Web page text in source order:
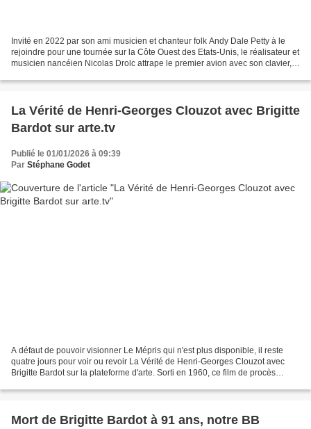
Invité en 2022 par son ami musicien et chanteur folk Andy Dale Petty à le
rejoindre pour une tournée sur la Côte Ouest des Etats-Unis, le réalisateur et
musicien nancéien Nicolas Drolc attrape le premier avion avec son clavier,
La Vérité de Henri-Georges Clouzot avec Brigitte
Bardot sur arte.tv
Publié le 01/01/2026 à 09:39
Par Stéphane Godet
A défaut de pouvoir visionner Le Mépris qui n'est plus disponible, il reste
quatre jours pour voir ou revoir La Vérité de Henri-Georges Clouzot avec
Brigitte Bardot sur la plateforme d'arte. Sorti en 1960, ce film de procès
Mort de Brigitte Bardot à 91 ans, notre BB